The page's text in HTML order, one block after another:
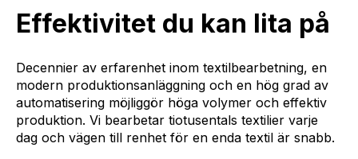
Effektivitet du kan lita på
Decennier av erfarenhet inom textilbearbetning, en
modern produktionsanläggning och en hög grad av
automatisering möjliggör höga volymer och effektiv
produktion. Vi bearbetar tiotusentals textilier varje
dag och vägen till renhet för en enda textil är snabb.